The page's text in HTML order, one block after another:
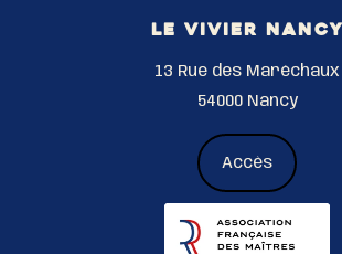
LE VIVIER NANCY
13 Rue des Maréchaux
54000 Nancy
Accès